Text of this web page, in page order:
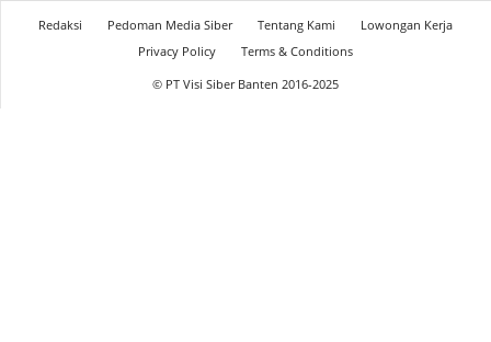
Redaksi Pedoman Media Siber Tentang Kami
Lowongan Kerja
Privacy Policy
Terms & Conditions
© PT Visi Siber Banten 2016-2025